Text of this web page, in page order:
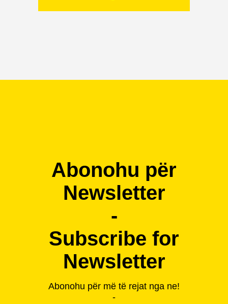
Abonohu për
Newsletter
-
Subscribe for
Newsletter
Abonohu për më të rejat nga ne!
-